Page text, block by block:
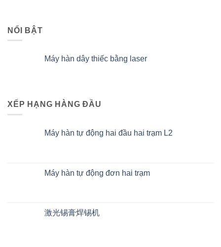
NỔI BẬT
Máy hàn dây thiếc bằng laser
XẾP HẠNG HÀNG ĐẦU
Máy hàn tự động hai đầu hai trạm L2
Máy hàn tự động đơn hai trạm
激光锡膏焊锡机